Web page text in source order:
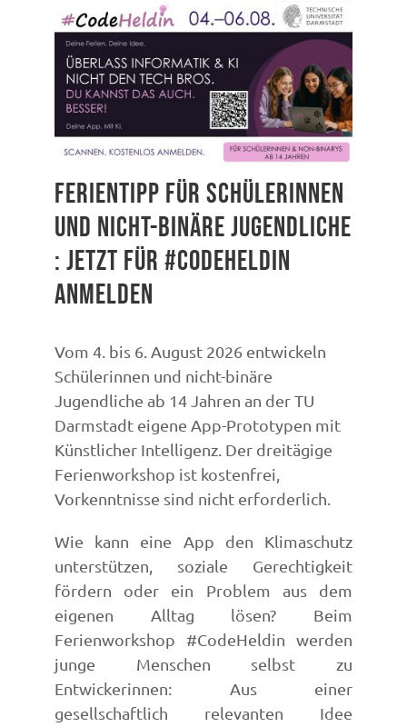
VERLEIH
EDUPOOL
DOWNLOADBEREICH
Ferientipp für Schülerinnen
und nicht-binäre Jugendliche
: jetzt für #CodeHeldin
anmelden
Vom 4. bis 6. August 2026 entwickeln
Schülerinnen und nicht-binäre
Jugendliche ab 14 Jahren an der TU
Darmstadt eigene App-Prototypen mit
Künstlicher Intelligenz. Der dreitägige
Ferienworkshop ist kostenfrei,
Vorkenntnisse sind nicht erforderlich.
Wie kann eine App den Klimaschutz
unterstützen, soziale Gerechtigkeit
fördern oder ein Problem aus dem
eigenen Alltag lösen? Beim
Ferienworkshop #CodeHeldin werden
junge Menschen selbst zu
Entwickerinnen: Aus einer
gesellschaftlich relevanten Idee